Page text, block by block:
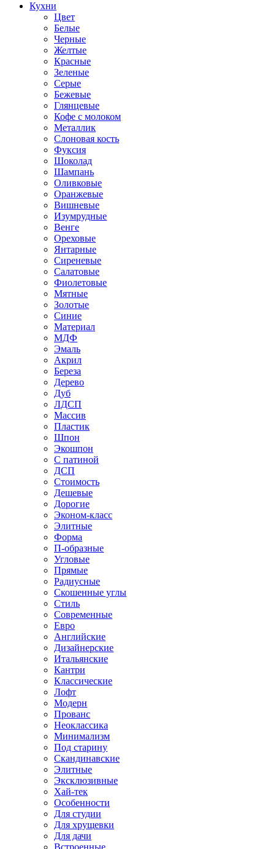
Кухни
Цвет
Белые
Черные
Желтые
Красные
Зеленые
Серые
Бежевые
Глянцевые
Кофе с молоком
Металлик
Слоновая кость
Фуксия
Шоколад
Шампань
Оливковые
Оранжевые
Вишневые
Изумрудные
Венге
Ореховые
Янтарные
Сиреневые
Салатовые
Фиолетовые
Мятные
Золотые
Синие
Материал
МДФ
Эмаль
Акрил
Береза
Дерево
Дуб
ЛДСП
Массив
Пластик
Шпон
Экошпон
С патиной
ДСП
Стоимость
Дешевые
Дорогие
Эконом-класс
Элитные
Форма
П-образные
Угловые
Прямые
Радиусные
Скошенные углы
Стиль
Современные
Евро
Английские
Дизайнерские
Итальянские
Кантри
Классические
Лофт
Модерн
Прованс
Неоклассика
Минимализм
Под старину
Скандинавские
Элитные
Эксклюзивные
Хай-тек
Особенности
Для студии
Для хрущевки
Для дачи
Встроенные